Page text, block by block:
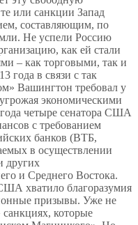
или санкции Запад
составляющим, по
Не успели Россию
как ей стали
– как торговыми, так и
года в связи с так
Вашингтон требовал у
экономическими
четыре сенатора США
с требованием
банков (ВТБ,
в осуществлении
других
и Среднего Востока.
хватило благоразумия
призывы. Уже не
которые